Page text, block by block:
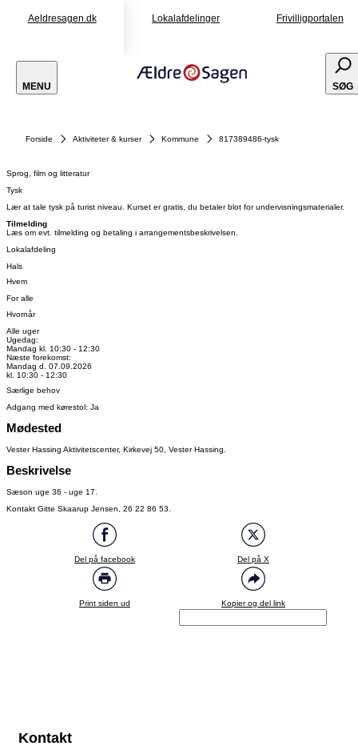
Aeldresagen.dk Lokalafdelinger Frivilligportalen
MENU SØG
Forside Aktiviteter & kurser Kommune 817389486-tysk
Sprog, film og litteratur
Tysk
Lær at tale tysk på turist niveau. Kurset er gratis, du betaler blot for undervisningsmaterialer.
Tilmelding
Læs om evt. tilmelding og betaling i arrangementsbeskrivelsen.
Lokalafdeling
Hals
Hvem
For alle
Hvornår
Alle uger
Ugedag:
Mandag kl. 10:30 - 12:30
Næste forekomst:
Mandag d. 07.09.2026
kl. 10:30 - 12:30
Særlige behov
Adgang med kørestol: Ja
Mødested
Vester Hassing Aktivitetscenter, Kirkevej 50, Vester Hassing.
Beskrivelse
Sæson uge 36 - uge 17.
Kontakt Gitte Skaarup Jensen, 26 22 86 53.
Del på facebook Del på X
Print siden ud Kopier og del link
Kontakt